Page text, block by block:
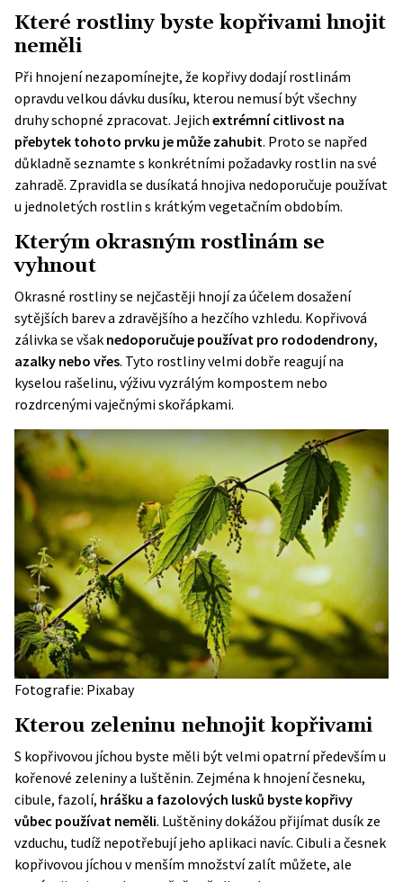
Které rostliny byste kopřivami hnojit
neměli
Při hnojení nezapomínejte, že kopřivy dodají rostlinám
opravdu velkou dávku dusíku, kterou nemusí být všechny
druhy schopné zpracovat. Jejich extrémní citlivost na
přebytek tohoto prvku je může zahubit. Proto se napřed
důkladně seznamte s konkrétními požadavky rostlin na své
zahradě. Zpravidla se dusíkatá hnojiva nedoporučuje používat
u jednoletých rostlin s krátkým vegetačním obdobím.
Kterým okrasným rostlinám se
vyhnout
Okrasné rostliny se nejčastěji hnojí za účelem dosažení
sytějších barev a zdravějšího a hezčího vzhledu. Kopřivová
zálivka se však nedoporučuje používat pro rododendrony,
azalky nebo vřes. Tyto rostliny velmi dobře reagují na
kyselou rašelinu, výživu vyzrálým kompostem nebo
rozdrcenými vaječnými skořápkami.
Fotografie: Pixabay
Kterou zeleninu nehnojit kopřivami
S kopřivovou jíchou byste měli být velmi opatrní především u
kořenové zeleniny a luštěnin. Zejména k hnojení česneku,
cibule, fazolí, hrášku a fazolových lusků byste kopřivy
vůbec používat neměli. Luštěniny dokážou přijímat dusík ze
vzduchu, tudíž nepotřebují jeho aplikaci navíc. Cibuli a česnek
kopřivovou jíchou v menším množství zalít můžete, ale